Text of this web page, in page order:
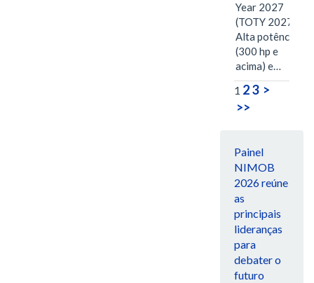
Year 2027
(TOTY 2027:
Alta potência
(300 hp e
acima) e…
1 23 >
>>
Painel
NIMOB
2026 reúne
as
principais
lideranças
para
debater o
futuro